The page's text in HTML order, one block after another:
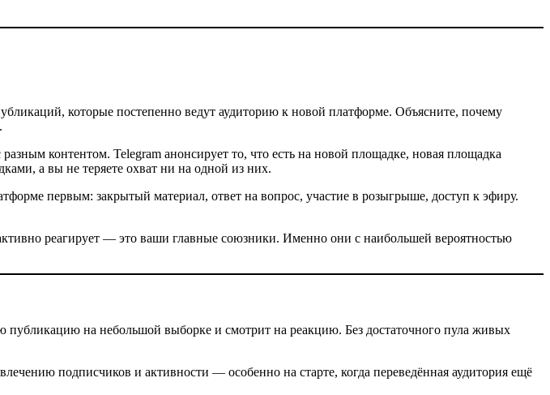
которые постепенно ведут аудиторию к новой платформе. Объясните, почему
контентом. Telegram анонсирует то, что есть на новой площадке, новая площадка
а вы не теряете охват ни на одной из них.
первым: закрытый материал, ответ на вопрос, участие в розыгрыше, доступ к эфиру.
реагирует — это ваши главные союзники. Именно они с наибольшей вероятностью
публикацию на небольшой выборке и смотрит на реакцию. Без достаточного пула живых
подписчиков и активности — особенно на старте, когда переведённая аудитория ещё